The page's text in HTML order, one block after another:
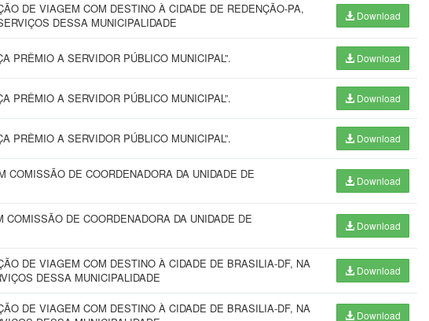
DE VIAGEM COM DESTINO À CIDADE DE REDENÇÃO-PA,
DESSA MUNICIPALIDADE
Download
PRÊMIO A SERVIDOR PÚBLICO MUNICIPAL”. Download
PRÊMIO A SERVIDOR PÚBLICO MUNICIPAL”. Download
PRÊMIO A SERVIDOR PÚBLICO MUNICIPAL”. Download
COMISSÃO DE COORDENADORA DA UNIDADE DE
Download
DE COORDENADORA DA UNIDADE DE
Download
DE VIAGEM COM DESTINO À CIDADE DE BRASILIA-DF, NA
DESSA MUNICIPALIDADE
Download
DE VIAGEM COM DESTINO À CIDADE DE BRASILIA-DF, NA
Download